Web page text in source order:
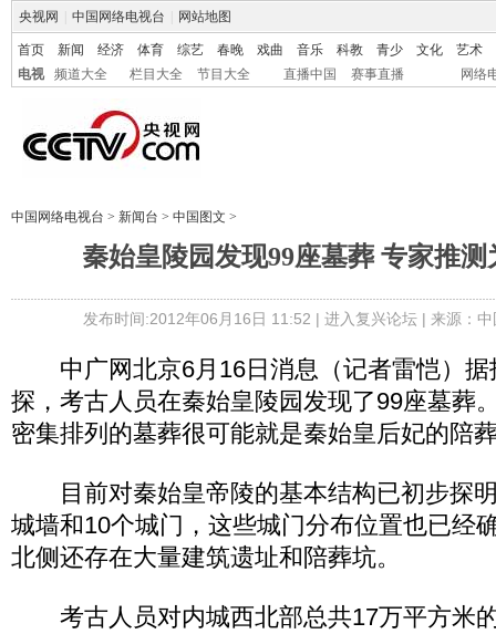
央视网 中国网络电视台 网站地图
首页 新闻 经济 体育 综艺 春晚 戏曲 音乐 科教 青少 文化
艺术
电视
频道大全 栏目大全 节目大全 直播中国 赛事直播 网络
中国网络电视台 > 新闻台 > 中国图文 >
秦始皇陵园发现99座墓葬 专家推
发布时间:2012年06月16日 11:52 | 进入复兴论坛| 来源：
中广网北京6月16日消息（记者雷恺）据
探，考古人员在秦始皇陵园发现了99座墓葬
密集排列的墓葬很可能就是秦始皇后妃的陪
目前对秦始皇帝陵的基本结构已初步探
城墙和10个城门，这些城门分布位置也已经
北侧还存在大量建筑遗址和陪葬坑。
考古人员对内城西北部总共17万平方米